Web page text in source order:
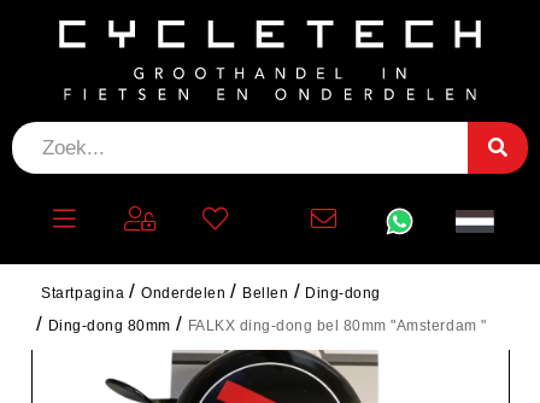
Startpagina Onderdelen Bellen
Ding-dong
Ding-dong 80mm
FALKX ding-dong bel 80mm "Amsterdam "